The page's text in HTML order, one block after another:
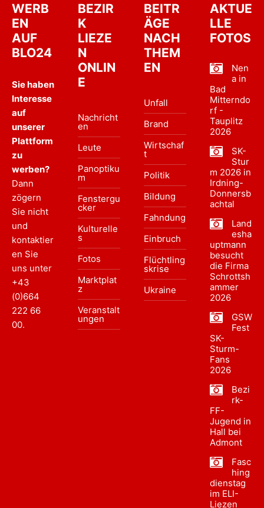
WERB
EN
AUF
BLO24
Sie haben
Interesse
auf
unserer
Plattform
zu
werben?
Dann
zögern
Sie nicht
und
kontaktier
en Sie
uns unter
+43
(0)664
222 66
00.
BEZIR
K
LIEZE
N
ONLIN
E
Nachricht
en
Leute
Panoptiku
m
Fenstergu
cker
Kulturelle
s
Fotos
Marktplat
z
Veranstalt
ungen
BEITR
ÄGE
NACH
THEM
EN
Unfall
Brand
Wirtschaf
t
Politik
Bildung
Fahndung
Einbruch
Flüchtling
skrise
Ukraine
AKTUE
LLE
FOTOS
Nen
a in
Bad
Mitterndo
rf -
Tauplitz
2026
SK-
Stur
m 2026 in
Irdning-
Donnersb
achtal
Land
esha
uptmann
besucht
die Firma
Schrottsh
ammer
2026
GSW
Fest
SK-
Sturm-
Fans
2026
Bezi
rk-
FF-
Jugend in
Hall bei
Admont
Fasc
hing
dienstag
im ELI-
Liezen